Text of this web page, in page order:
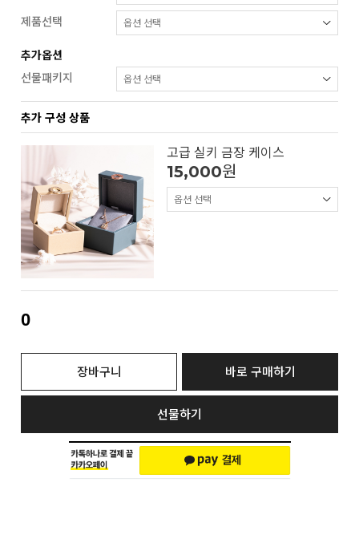
제품선택
추가옵션
선물패키지
추가 구성 상품
고급 실키 금장 케이스
15,000원
0
장바구니 바로 구매하기
선물하기